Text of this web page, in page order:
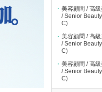
∙ 美容顧問 / 高
/ Senior
C)
∙ 美容顧問 / 高
/ Senior
C)
∙ 美容顧問 / 高
/ Senior
C)